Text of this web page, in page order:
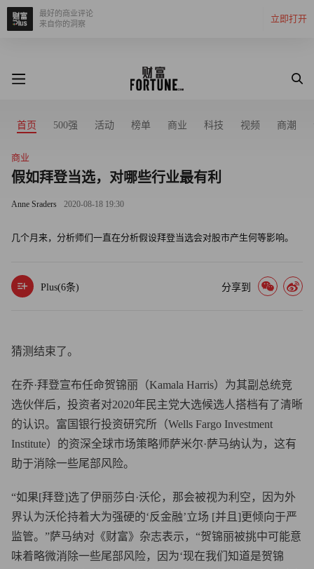
立即打开
最好的商业评论
来自你的洞察
首页 500强 活动 榜单 商业 科技 视频 商潮
商业
假如拜登当选，对哪些行业最有利
Anne Sraders 2020-08-18 19:30
几个月来，分析师们一直在分析假设拜登当选会对股市产生何等影响。
Plus(6条) 分享到
猜测结束了。
在乔·拜登宣布任命贺锦丽（Kamala Harris）为其副总统竞
选伙伴后，投资者对2020年民主党大选候选人搭档有了清晰
的认识。富国银行投资研究所（Wells Fargo Investment
Institute）的资深全球市场策略师萨米尔·萨马纳认为，这有
助于消除一些尾部风险。
“如果[拜登]选了伊丽莎白·沃伦，那会被视为利空，因为外
界认为沃伦持着大为强硬的‘反金融’立场 [并且]更倾向于严
监管。”萨马纳对《财富》杂志表示，“贺锦丽被挑中可能意
味着略微消除一些尾部风险，因为‘现在我们知道是贺锦